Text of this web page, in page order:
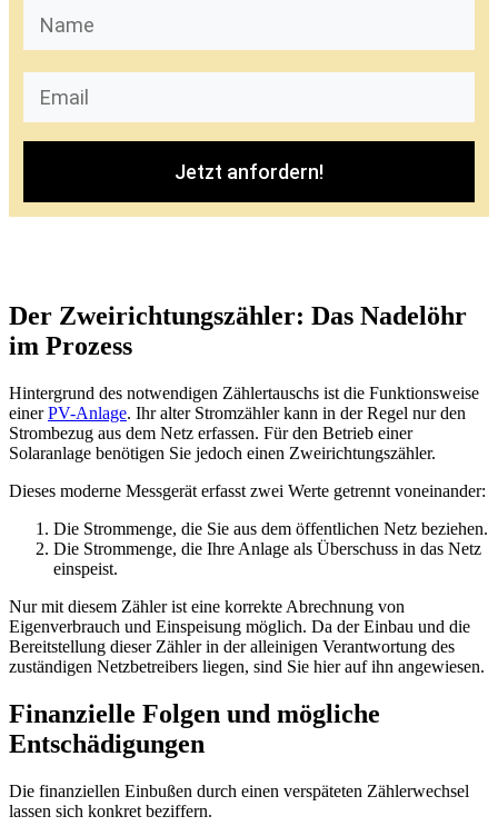
Jetzt anfordern!
Der Zweirichtungszähler: Das Nadelöhr
im Prozess
Hintergrund des notwendigen Zählertauschs ist die Funktionsweise
einerPV-Anlage. Ihr alter Stromzähler kann in der Regel nur den
Strombezug aus dem Netz erfassen. Für den Betrieb einer
Solaranlage benötigen Sie jedoch einen Zweirichtungszähler.
Dieses moderne Messgerät erfasst zwei Werte getrennt voneinander:
Die Strommenge, die Sie aus dem öffentlichen Netz beziehen.
Die Strommenge, die Ihre Anlage als Überschuss in das Netz
einspeist.
Nur mit diesem Zähler ist eine korrekte Abrechnung von
Eigenverbrauch und Einspeisung möglich. Da der Einbau und die
Bereitstellung dieser Zähler in der alleinigen Verantwortung des
zuständigen Netzbetreibers liegen, sind Sie hier auf ihn angewiesen.
Finanzielle Folgen und mögliche
Entschädigungen
Die finanziellen Einbußen durch einen verspäteten Zählerwechsel
lassen sich konkret beziffern.